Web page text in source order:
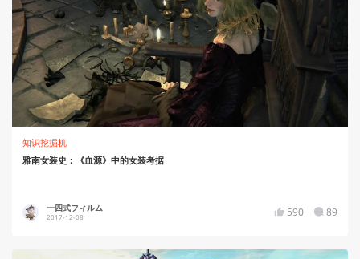
知识挖掘机
雅南女装史：《血源》中的女装考据
一四式フィルム
2017-12-08 590 89